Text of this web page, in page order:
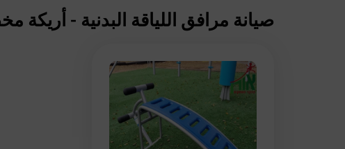
صيانة مرافق اللياقة البدنية -